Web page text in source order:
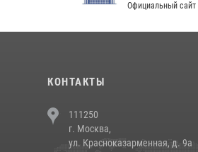
Официальный сайт
КОНТАКТЫ
111250
г. Москва,
ул. Красноказарменная, д. 9а